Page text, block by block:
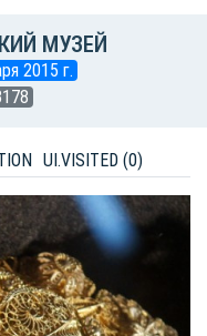
МУЗЕЙ
2015 г.
UI.VISITED (0)